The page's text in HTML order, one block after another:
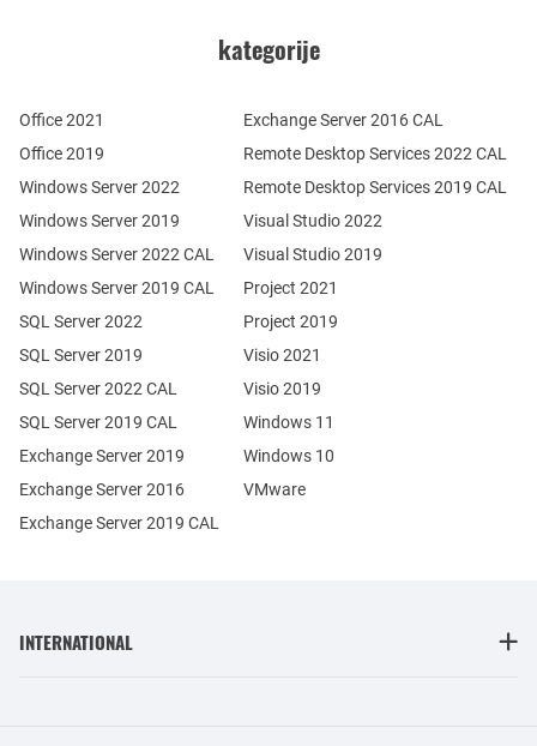
kategorije
Office 2021
Office 2019
Windows Server 2022
Windows Server 2019
Exchange Server 2019
Exchange Server 2016
SQL Server 2022
SQL Server 2019
Windows Server 2022 CAL
Windows Server 2019 CAL
SQL Server 2022 CAL
SQL Server 2019 CAL
Remote Desktop Services 2022 CAL
Remote Desktop Services 2019 CAL
Exchange Server 2019 CAL
Exchange Server 2016 CAL
Visual Studio 2022
Visual Studio 2019
Project 2021
Project 2019
Visio 2021
Visio 2019
Windows 11
Windows 10
VMware
INTERNATIONAL